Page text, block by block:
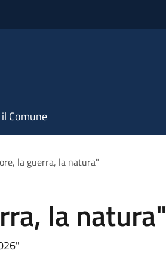
Comune
la guerra, la natura"
la natura"